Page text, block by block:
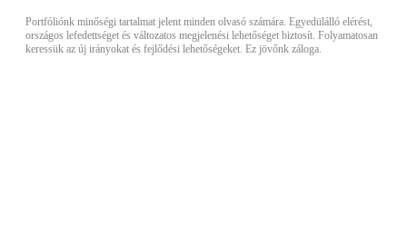
Portfóliónk minőségi tartalmat jelent minden olvasó számára. Egyedülálló elérést,
országos lefedettséget és változatos megjelenési lehetőséget biztosít. Folyamatosan
keressük az új irányokat és fejlődési lehetőségeket. Ez jövőnk záloga.